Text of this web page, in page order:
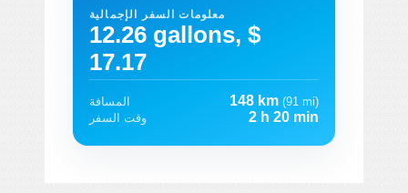
معلومات السفر الإجمالية
12.26 gallons, $
17.17
المسافة 148 km (91 mi)
وقت السفر
2 h 20 min